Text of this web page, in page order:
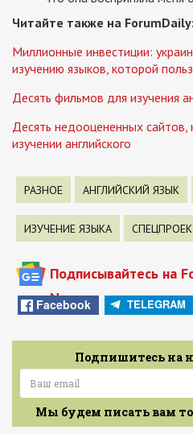
Читайте также на ForumDaily:
Миллионные инвестиции:
изучению языков, которой
Десять фильмов для изучения
Десять недооцененных сайтов,
изучении английского
РАЗНОЕ АНГЛИЙСКИЙ ЯЗЫК
ИЗУЧЕНИЕ ЯЗЫКА
Подписывайтесь на
News
Facebook TELEGRAM
Подпишитесь на
Мы будем писать вам